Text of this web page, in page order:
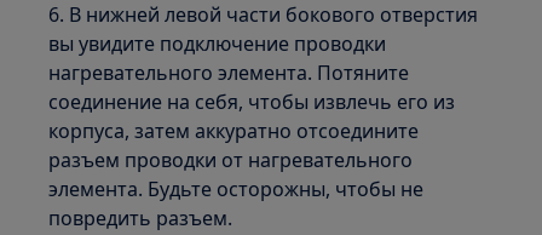
6. В нижней левой части бокового отверстия
вы увидите подключение проводки
нагревательного элемента. Потяните
соединение на себя, чтобы извлечь его из
корпуса, затем аккуратно отсоедините
разъем проводки от нагревательного
элемента. Будьте осторожны, чтобы не
повредить разъем.